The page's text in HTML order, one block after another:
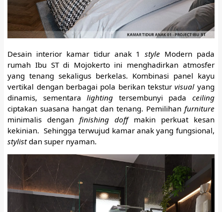
Desain interior kamar tidur anak 1style Modern pada
rumah Ibu ST di Mojokerto ini menghadirkan atmosfer
yang tenang sekaligus berkelas. Kombinasi panel kayu
vertikal dengan berbagai pola berikan teksturvisual yang
dinamis, sementaralighting tersembunyi pada ceiling
ciptakan suasana hangat dan tenang. Pemilihan furniture
minimalis dengan finishing doffmakin perkuat kesan
kekinian. Sehingga terwujud kamar anak yang fungsional,
stylistdan super nyaman.